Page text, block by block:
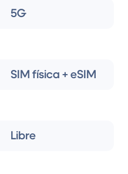
5G
SIM física + eSIM
Libre